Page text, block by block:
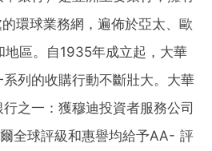
環球業務網，遍佈於亞太、歐
地區。自1935年成立起，大華
列的收購行動不斷壯大。大華
之一：獲穆迪投資者服務公司
全球評級和惠譽均給予AA- 評